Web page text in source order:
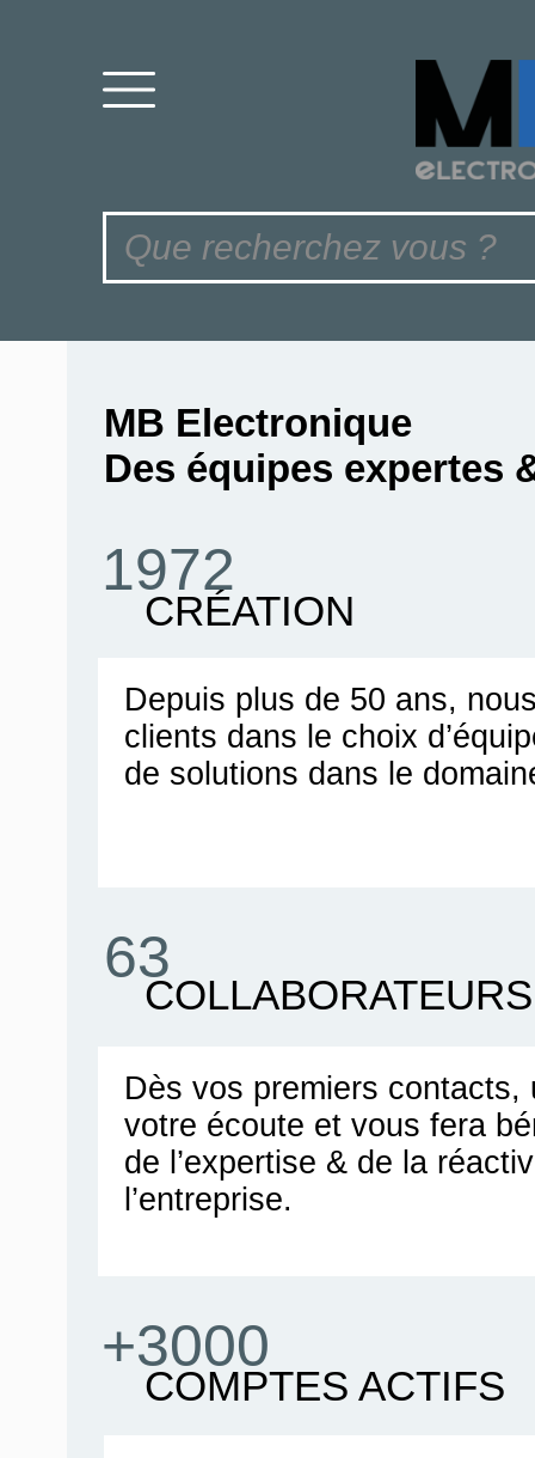
1972
+3000
MB Electronique
Des équipes expertes
63
CRÉATION
COLLABORATEURS
Dès vos premiers contacts,
votre écoute et vous fera
de l’expertise & de la
l’entreprise.
Depuis plus de 50 ans,
clients dans le choix
de solutions dans le
COMPTES ACTIFS